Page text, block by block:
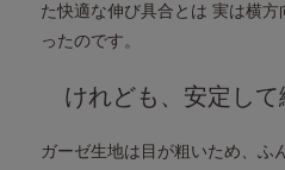
た快適な伸び具合とは 実は横方
ったのです。
けれども、安定し
ガーゼ生地は目が粗いため、ふ